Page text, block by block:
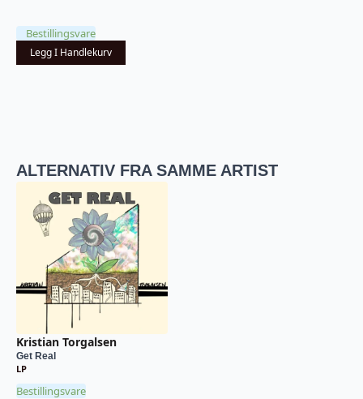
Bestillingsvare
Legg I Handlekurv
ALTERNATIV FRA SAMME ARTIST
Kristian Torgalsen
Get Real
LP
Bestillingsvare